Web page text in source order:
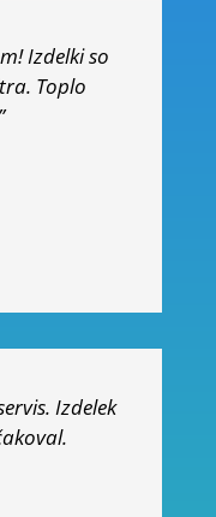
Izdelki so
Toplo
Izdelek